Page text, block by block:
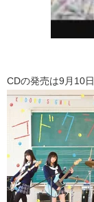
CDの発売は9月10